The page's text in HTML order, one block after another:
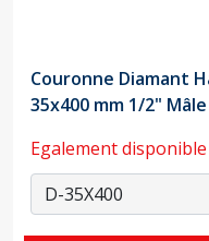
Couronne Diamant
35x400 mm 1/2" Mâle
Egalement disponible